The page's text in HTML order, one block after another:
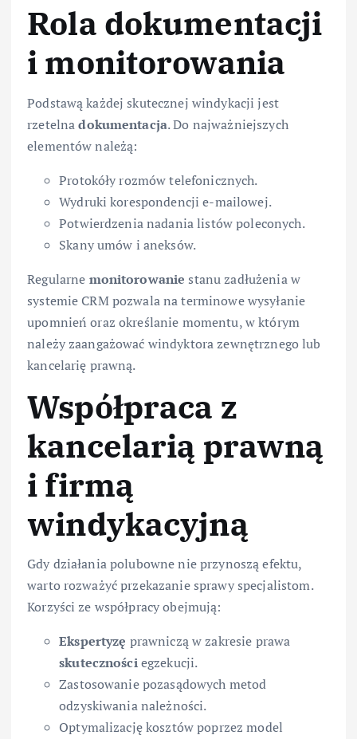
Rola dokumentacji
i monitorowania
Podstawą każdej skutecznej windykacji jest
rzetelnadokumentacja. Do najważniejszych
elementów należą:
Protokóły rozmów telefonicznych.
Wydruki korespondencji e-mailowej.
Potwierdzenia nadania listów poleconych.
Skany umów i aneksów.
Regularne monitorowanie stanu zadłużenia w
systemie CRM pozwala na terminowe wysyłanie
upomnień oraz określanie momentu, w którym
należy zaangażować windyktora zewnętrznego lub
kancelarię prawną.
Współpraca z
kancelarią prawną
i firmą
windykacyjną
Gdy działania polubowne nie przynoszą efektu,
warto rozważyć przekazanie sprawy specjalistom.
Korzyści ze współpracy obejmują:
Ekspertyzę prawniczą w zakresie prawa
skutecznościegzekucji.
Zastosowanie pozasądowych metod
odzyskiwania należności.
Optymalizację kosztów poprzez model